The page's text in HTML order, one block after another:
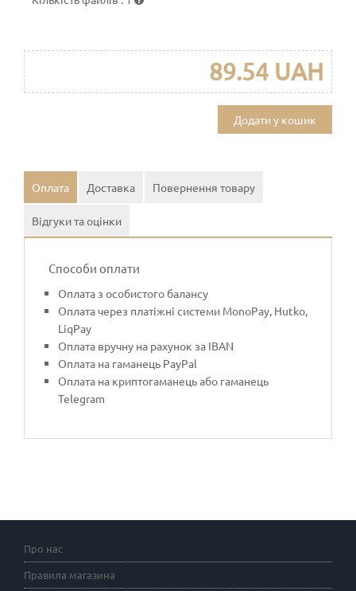
89.54 UAH
Додати у кошик
Оплата Доставка Повернення товару
Відгуки та оцінки
Способи оплати
Оплата з особистого балансу
Оплата через платіжні системи MonoPay, Hutko,
LiqPay
Оплата вручну на рахунок за IBAN
Оплата на гаманець PayPal
Оплата на криптогаманець або гаманець
Telegram
Про нас
Правила магазина